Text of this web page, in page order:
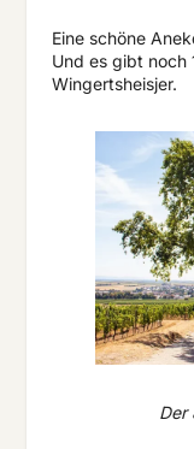
Eine schöne
Und es gibt noch
Wingertsheisjer.
Der